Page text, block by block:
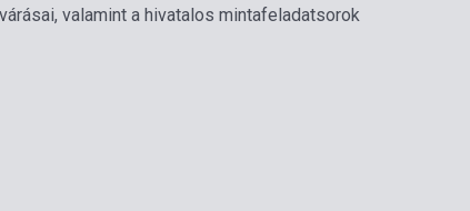
valamint a hivatalos mintafeladatsorok